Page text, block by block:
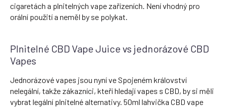
cigaretách a plnitelných vape zařízeních. Není vhodný pro
orální použití a neměl by se polykat.
Plnitelné CBD Vape Juice vs jednorázové CBD
Vapes
Jednorázové vapes jsou nyní ve Spojeném království
nelegální, takže zákazníci, kteří hledají vapes s CBD, by si měli
vybrat legální plnitelné alternativy. 50ml lahvička CBD vape